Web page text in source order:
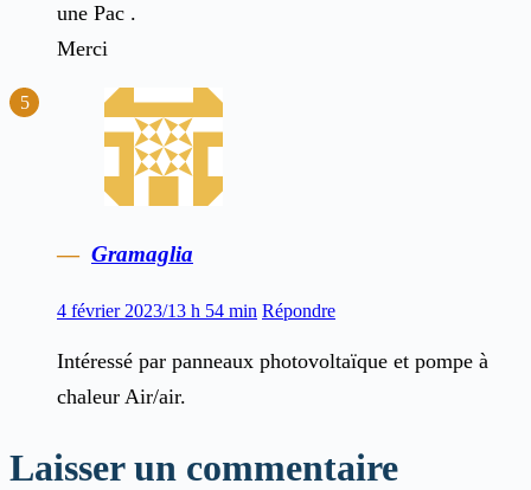
une Pac .
Merci
Gramaglia
4 février 2023/13 h 54 min Répondre
Intéressé par panneaux photovoltaïque et pompe à
chaleur Air/air.
Laisser un commentaire